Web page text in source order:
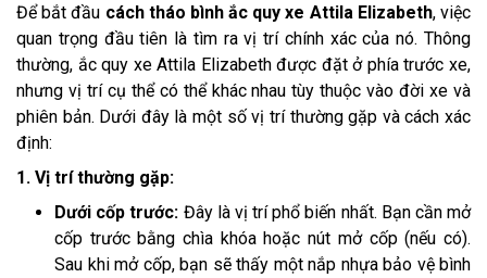
Để bắt đầu cách tháo bình ắc quy xe Attila Elizabeth, việc
quan trọng đầu tiên là tìm ra vị trí chính xác của nó. Thông
thường, ắc quy xe Attila Elizabeth được đặt ở phía trước xe,
nhưng vị trí cụ thể có thể khác nhau tùy thuộc vào đời xe và
phiên bản. Dưới đây là một số vị trí thường gặp và cách xác
định:
1. Vị trí thường gặp:
Dưới cốp trước: Đây là vị trí phổ biến nhất. Bạn cần mở
cốp trước bằng chìa khóa hoặc nút mở cốp (nếu có).
Sau khi mở cốp, bạn sẽ thấy một nắp nhựa bảo vệ bình